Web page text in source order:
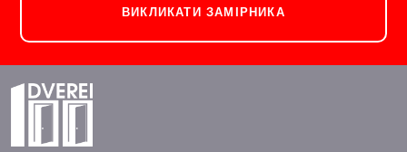
ВИКЛИКАТИ ЗАМІРНИКА